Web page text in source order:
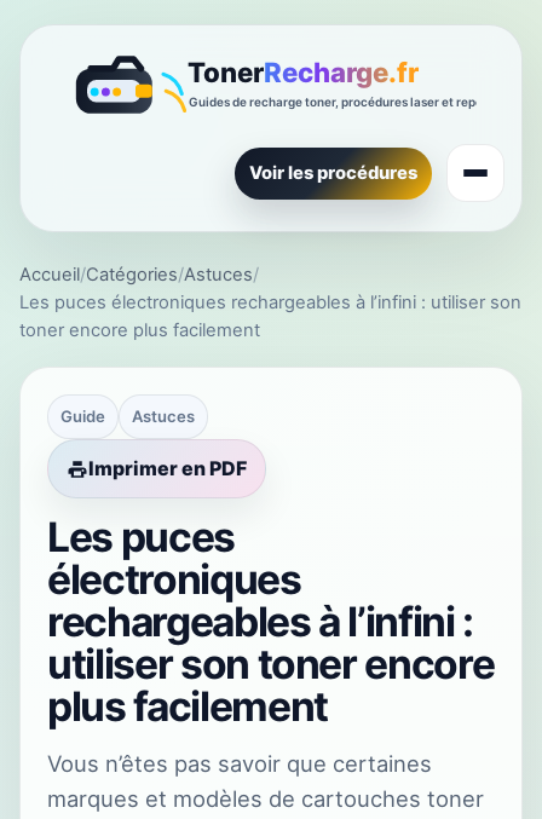
Voir les procédures
Accueil/Catégories/Astuces/
Les puces électroniques rechargeables à l’infini : utiliser son
toner encore plus facilement
Guide Astuces
Imprimer en PDF
Les puces
électroniques
rechargeables à l’infini :
utiliser son toner encore
plus facilement
Vous n’êtes pas savoir que certaines
marques et modèles de cartouches toner